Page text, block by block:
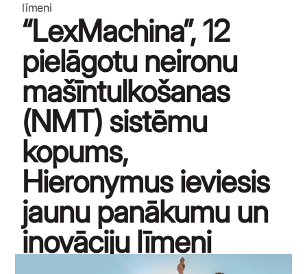
līmeni
“LexMachina”, 12
pielāgotu neironu
mašīntulkošanas
(NMT) sistēmu
kopums,
Hieronymus ieviesis
jaunu panākumu un
inovāciju līmeni